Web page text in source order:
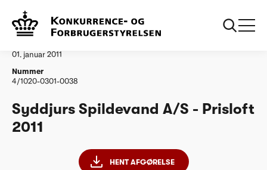
Vandtilsyn
01. januar 2011
Nummer
4/1020-0301-0038
Syddjurs Spildevand A/S - Prisloft
2011
HENT AFGØRELSE